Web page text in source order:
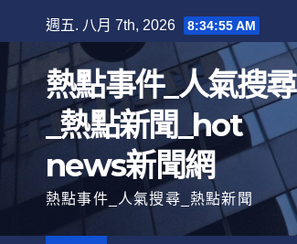
至
內
週五. 八月 7th, 2026 8:34:56 AM
熱點事件_人氣搜尋
_熱點新聞_hot
news新聞網
熱點事件_人氣搜尋_熱點新聞